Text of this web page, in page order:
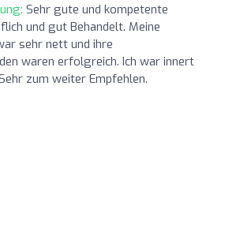
Sehr gute und kompetente
und gut Behandelt. Meine
sehr nett und ihre
waren erfolgreich. Ich war innert
zum weiter Empfehlen.